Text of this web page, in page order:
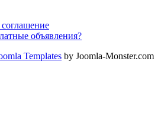
соглашение
объявления?
Templates by Joomla-Monster.com